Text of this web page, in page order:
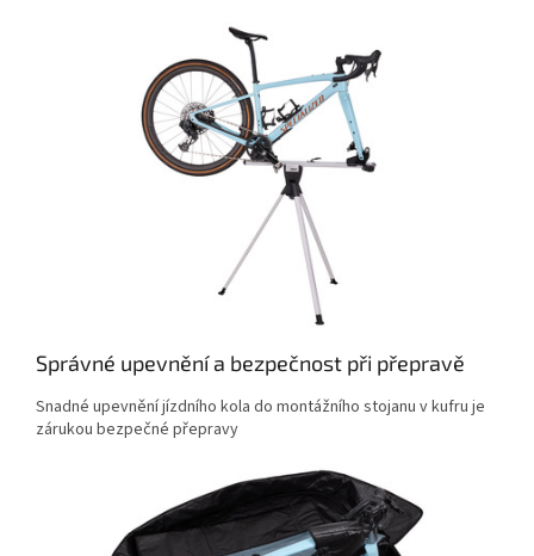
Správné upevnění a bezpečnost při přepravě
Snadné upevnění jízdního kola do montážního stojanu v kufru je
zárukou bezpečné přepravy